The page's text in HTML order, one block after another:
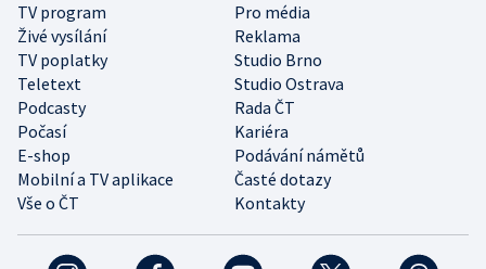
TV program
Pro média
Živé vysílání
Reklama
TV poplatky
Studio Brno
Teletext
Studio Ostrava
Podcasty
Rada ČT
Počasí
Kariéra
E-shop
Podávání námětů
Mobilní a TV aplikace
Časté dotazy
Vše o ČT
Kontakty